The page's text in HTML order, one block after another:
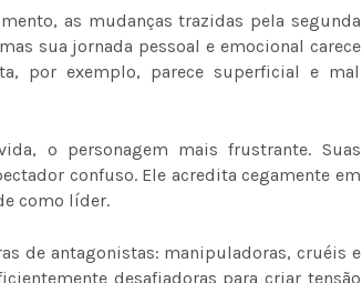
as mudanças trazidas pela segunda
sua jornada pessoal e emocional carece
por exemplo, parece superficial e mal
o personagem mais frustrante. Suas
confuso. Ele acredita cegamente em
como líder.
de antagonistas: manipuladoras, cruéis e
desafiadoras para criar tensão